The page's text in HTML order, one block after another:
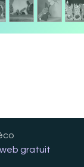
gratuit